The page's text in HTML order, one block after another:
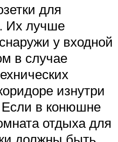
для
Их лучше
у входной
в случае
изнутри
Если в конюшне
отдыха для